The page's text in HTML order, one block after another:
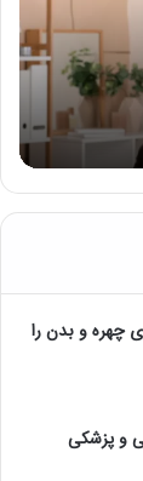
از
تزریق
چربی؛
بایدها
و
نبایدهای
آن!
تیر 28, 1404
نحوه ماساژ
چهره و بدن را
و پزشکی